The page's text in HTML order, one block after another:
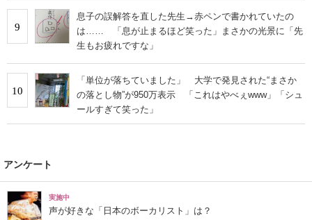
9
息子の誤解答を直した先生→赤ペンで書かれていたの
は…… 「息が止まるほど笑った」まさかの光景に「先
生もお疲れですな」
10
「単位が落ちていました」 大学で発見された“まさか
の落とし物”が950万表示 「これはやべぇwww」「シュ
ールすぎて笑った」
アンケート
実施中
声が好きな「日本のボーカリスト」は？